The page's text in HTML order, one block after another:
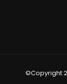
©Copyright